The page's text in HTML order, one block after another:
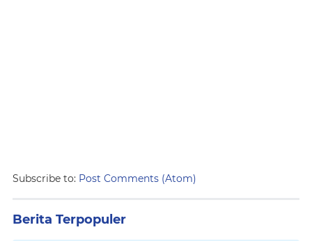
Subscribe to: Post Comments (Atom)
Berita Terpopuler